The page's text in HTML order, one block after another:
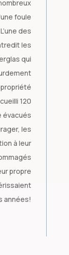
foule
des
les
qui
120
évacués
les
à leur
propre
années!